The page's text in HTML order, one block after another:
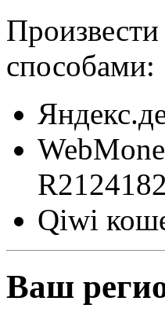
способами:
Qiwi
Ваш